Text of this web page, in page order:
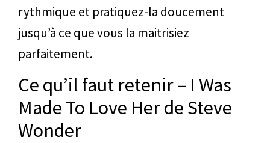
rythmique et pratiquez-la doucement
jusqu’à ce que vous la maitrisiez
parfaitement.
Ce qu’il faut retenir – I Was
Made To Love Her de Steve
Wonder